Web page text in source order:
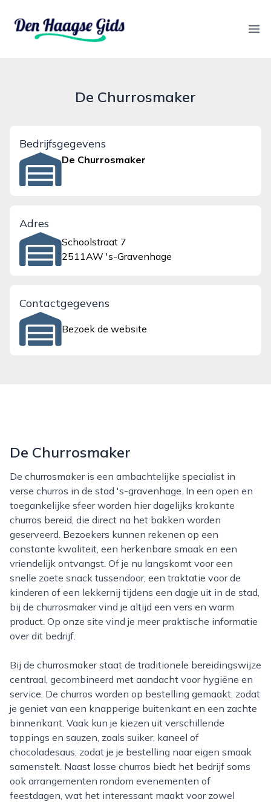
denhaagsegids.nl
De Churrosmaker
Bedrijfsgegevens
De Churrosmaker
Adres
Schoolstraat 7
2511AW 's-Gravenhage
Contactgegevens
Bezoek de website
De Churrosmaker
De churrosmaker is een ambachtelijke specialist in
verse churros in de stad 's-gravenhage. In een open en
toegankelijke sfeer worden hier dagelijks krokante
churros bereid, die direct na het bakken worden
geserveerd. Bezoekers kunnen rekenen op een
constante kwaliteit, een herkenbare smaak en een
vriendelijk ontvangst. Of je nu langskomt voor een
snelle zoete snack tussendoor, een traktatie voor de
kinderen of een lekkernij tijdens een dagje uit in de stad,
bij de churrosmaker vind je altijd een vers en warm
product. Op onze site vind je meer praktische informatie
over dit bedrijf.
Bij de churrosmaker staat de traditionele bereidingswijze
centraal, gecombineerd met aandacht voor hygiëne en
service. De churros worden op bestelling gemaakt, zodat
je geniet van een knapperige buitenkant en een zachte
binnenkant. Vaak kun je kiezen uit verschillende
toppings en sauzen, zoals suiker, kaneel of
chocoladesaus, zodat je je bestelling naar eigen smaak
samenstelt. Naast losse churros biedt het bedrijf soms
ook arrangementen rondom evenementen of
feestdagen, wat het interessant maakt voor zowel